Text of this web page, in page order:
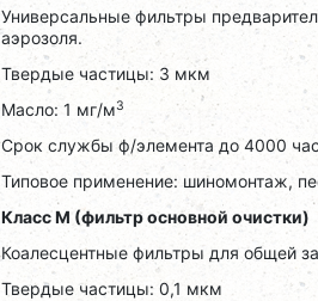
Универсальные фильтры
аэрозоля.
Твердые частицы: 3 мкм
Масло: 1 мг/м3
Срок службы ф/элемента до 4000
Типовое применение: шиномонтаж,
Класс M (фильтр основной очистки)
Коалесцентные фильтры для общей
Твердые частицы: 0,1 мкм